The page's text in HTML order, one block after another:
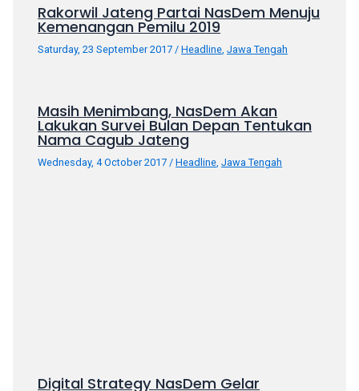
Rakorwil Jateng Partai NasDem Menuju
Kemenangan Pemilu 2019
Saturday, 23 September 2017 /Headline ,Jawa Tengah
Masih Menimbang, NasDem Akan
Lakukan Survei Bulan Depan Tentukan
Nama Cagub Jateng
Wednesday, 4 October 2017 /Headline ,Jawa Tengah
Digital Strategy NasDem Gelar